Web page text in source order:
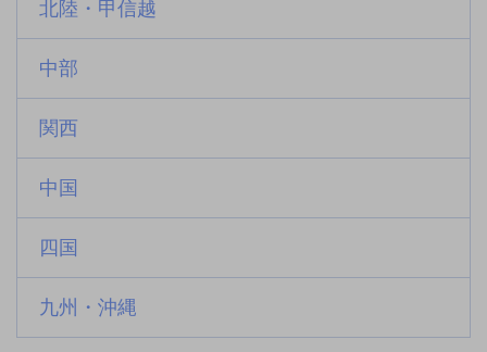
北陸・甲信越
中部
関西
中国
四国
九州・沖縄